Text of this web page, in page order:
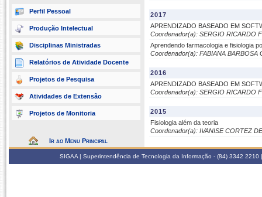
Perfil Pessoal
Produção Intelectual
Disciplinas Ministradas
Relatórios de Atividade Docente
Projetos de Pesquisa
Atividades de Extensão
Projetos de Monitoria
Ir ao Menu Principal
2017
APRENDIZADO BASEADO EM
Coordenador(a): SERGIO RICARDO
Aprendendo farmacologia e fisiologia
Coordenador(a): FABIANA BARBOSA
2016
APRENDIZADO BASEADO EM
Coordenador(a): SERGIO RICARDO
2015
Fisiologia além da teoria
Coordenador(a): IVANISE CORTEZ
SIGAA | Superintendência de Tecnologia da Informação - (84) 3342